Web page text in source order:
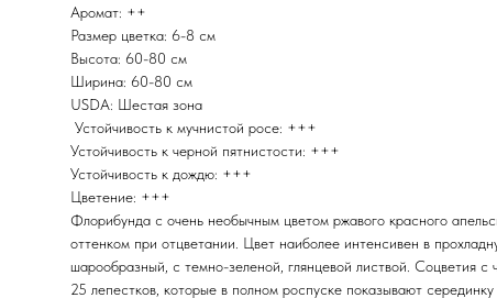
Аромат: ++
Размер цветка: 6-8 см
Высота: 60-80 см
Ширина: 60-80 см
USDA: Шестая зона
Устойчивость к мучнистой росе: +++
Устойчивость к черной пятнистости: +++
Устойчивость к дождю: +++
Цветение: +++
Флорибунда с очень необычным цветом ржавого красного
оттенком при отцветании. Цвет наиболее интенсивен в
шарообразный, с темно-зеленой, глянцевой листвой. Соцветия
25 лепестков, которые в полном роспуске показывают